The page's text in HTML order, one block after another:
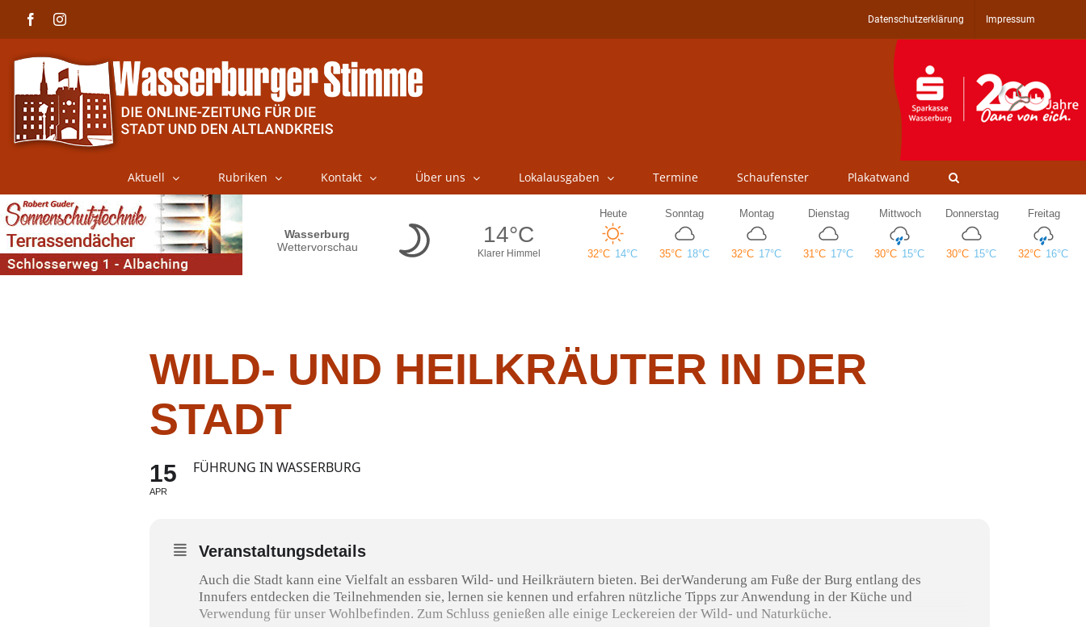
FacebookInstagram Datenschutzerklärung Impressum
Aktuell Rubriken Kontakt Über uns Lokalausgaben Termine Schaufenster Plakatwand
WILD- UND HEILKRÄUTER IN DER
STADT
15
APR
FÜHRUNG IN WASSERBURG
Veranstaltungsdetails
Auch die Stadt kann eine Vielfalt an essbaren Wild- und Heilkräutern bieten. Bei derWanderung am Fuße der Burg entlang des
Innufers entdecken die Teilnehmenden sie, lernen sie kennen und erfahren nützliche Tipps zur Anwendung in der Küche und
Verwendung für unser Wohlbefinden. Zum Schluss genießen alle einige Leckereien der Wild- und Naturküche.